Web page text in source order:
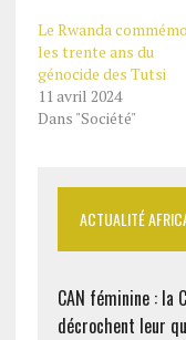
Le Rwanda
les trente ans du
génocide des Tutsi
11 avril 2024
Dans "Société"
ACTUALITÉ
CAN féminine : la
décrochent leur